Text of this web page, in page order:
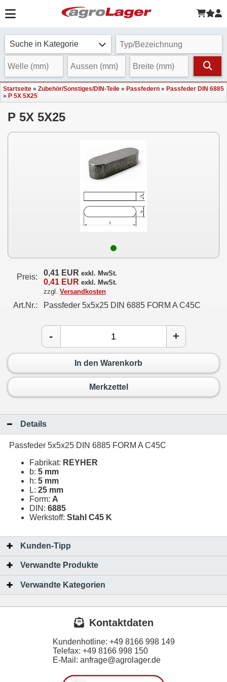
Suche in Kategorie
Startseite » Zubehör/Sonstiges/DIN-Teile » Passfedern » Passfeder DIN 6885
» P 5X 5X25
P 5X 5X25
Preis: 0,41 EUR exkl. MwSt.
0,41 EUR exkl. MwSt.
zzgl. Versandkosten
Art.Nr.: Passfeder 5x5x25 DIN 6885 FORM A C45C
- +
In den Warenkorb
Merkzettel
Details
Passfeder 5x5x25 DIN 6885 FORM A C45C
Fabrikat: REYHER
b: 5 mm
h: 5 mm
L: 25 mm
Form: A
DIN: 6885
Werkstoff: Stahl C45 K
Kunden-Tipp
Verwandte Produkte
Verwandte Kategorien
Kontaktdaten
Kundenhotline: +49 8166 998 149
Telefax: +49 8166 998 150
E-Mail: anfrage@agrolager.de